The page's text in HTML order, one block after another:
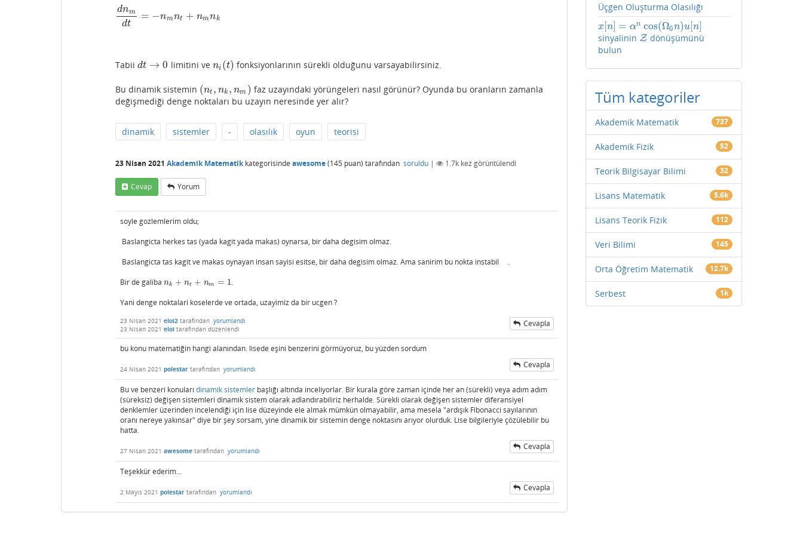
dnm
dt
= −nmnt + nmnk
Tabii dt → 0
dt→0 limitini ve ni (t)
ni(t) fonksiyonlarının sürekli olduğunu varsayabilirsiniz.
Bu dinamik sistemin (nt , nk , nm )
(nt,n k,nm)
faz uzayındaki yörüngeleri nasıl görünür? Oyunda bu oranların zamanla
değişmediği denge noktaları bu uzayın neresinde yer alır?
dinamik sistemler - olasılık oyun teorisi
23 Nisan 2021 Akademik Matematikkategorisinde awesome(145 puan) tarafından soruldu | 1.7k kez görüntülendi
Cevap Yorum
soyle gozlemlerim oldu;
Baslangicta herkes tas (yada kagit yada makas) oynarsa, bir daha degisim olmaz.
Baslangicta tas kagit ve makas oynayan insan sayisi esitse, bir daha degisim olmaz. Ama sanirim bu nokta instabil .
Bir de galiba nk + nt + nm = 1
nk+ nt +nm= 1
.
Yani denge noktalari koselerde ve ortada, uzayimiz da bir ucgen ?
23 Nisan 2021 eloi2 tarafından yorumlandı
23 Nisan 2021 eloi tarafından düzenlendi
Cevapla
bu konu matematiğin hangi alanından. lisede eşini benzerini görmüyoruz, bu yüzden sordum
24 Nisan 2021 polestar tarafından yorumlandı Cevapla
Bu ve benzeri konuları dinamik sistemler başlığı altında inceliyorlar. Bir kurala göre zaman içinde her an (sürekli) veya adım adım
(süreksiz) değişen sistemleri dinamik sistem olarak adlandırabiliriz herhalde. Sürekli olarak değişen sistemler diferansiyel
denklemler üzerinden incelendiği için lise düzeyinde ele almak mümkün olmayabilir, ama mesela "ardışık Fibonacci sayılarının
oranı nereye yakınsar" diye bir şey sorsam, yine dinamik bir sistemin denge noktasını arıyor olurduk. Lise bilgileriyle çözülebilir bu
hatta.
27 Nisan 2021 awesome tarafından yorumlandı Cevapla
Teşekkür ederim...
2 Mayıs 2021 polestar tarafından yorumlandı Cevapla
Üçgen Oluşturma Olasılığı
x[n] = αn cos(Ω0n)u[n]
x[ n] αn cos (Ω0n)u[n]
sinyalinin Z
Z dönüşümünü
bulun
Tüm kategoriler
Akademik Matematik 737
Akademik Fizik 52
Teorik Bilgisayar Bilimi 32
Lisans Matematik 5.6k
Lisans Teorik Fizik 112
Veri Bilimi 145
Orta Öğretim Matematik 12.7k
Serbest 1k